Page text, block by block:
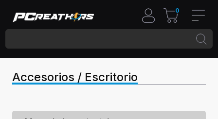
0
Accesorios / Escritorio